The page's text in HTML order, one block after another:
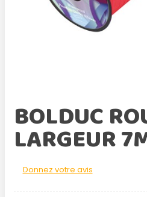
BOLDUC
LARGEUR
Donnez votre avis